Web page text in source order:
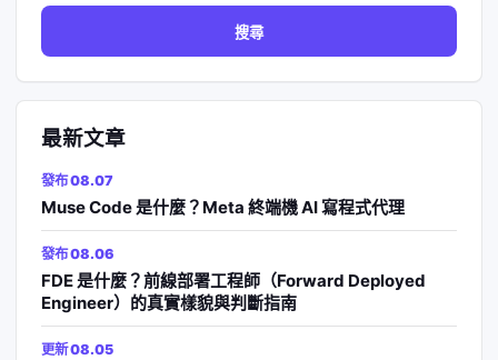
關
最新文章
發布 08.07
Muse Code 是什麼？Meta 終端機 AI 寫程式代理
發布 08.06
FDE 是什麼？前線部署工程師（Forward Deployed
Engineer）的真實樣貌與判斷指南
更新 08.05